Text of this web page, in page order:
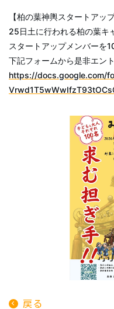
【柏の葉神輿スタートア
25日土に行われる柏の葉キ
スタートアップメンバーを
下記フォームから是非エン
https://docs.google.com/
戻る